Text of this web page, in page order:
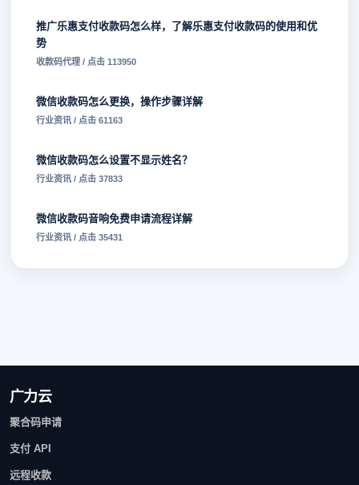
推广乐惠支付收款码怎么样，了解乐惠支付收款码的使用和优
势
收款码代理 / 点击 113950
微信收款码怎么更换，操作步骤详解
行业资讯 / 点击 61163
微信收款码怎么设置不显示姓名？
行业资讯 / 点击 37833
微信收款码音响免费申请流程详解
行业资讯 / 点击 35431
广力云
聚合码申请
支付 API
远程收款